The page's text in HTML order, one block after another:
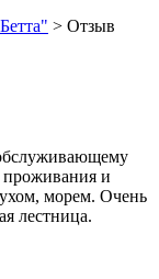
> Отзыв
проживания и
морем. Очень
лестница.